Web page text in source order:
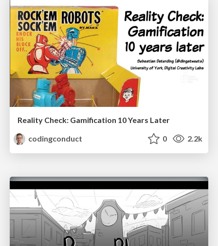
Reality Check: Gamification 10 Years Later
codingconduct
0 2.2k